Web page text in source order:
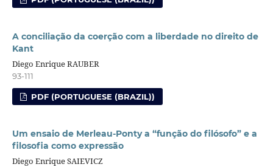
A conciliação da coerção com a liberdade no direito de
Kant
Diego Enrique RAUBER
93-111
PDF (PORTUGUESE (BRAZIL))
Um ensaio de Merleau-Ponty a “função do filósofo” e a
filosofia como expressão
Diego Enrique SAIEVICZ